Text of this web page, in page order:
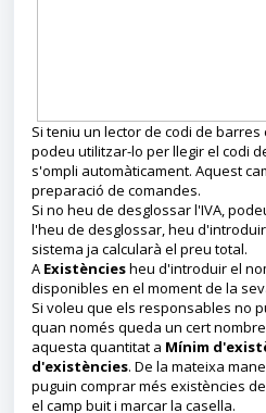
Si teniu un lector de codi de
podeu utilitzar-lo per llegir el codi
s'ompli automàticament. Aquest
preparació de comandes.
Si no heu de desglossar l'IVA,
l'heu de desglossar, heu
sistema ja calcularà el preu total.
A Existènciesheu d'introduir el
disponibles en el moment de la
Si voleu que els responsables no
quan només queda un cert
aquesta quantitat a Mínim
d'existències. De la mateixa
puguin comprar més existències
el camp buit i marcar la casella.